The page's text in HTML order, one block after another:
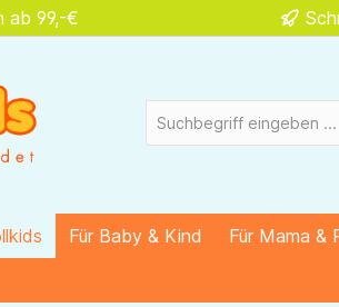
springen
ab 99,-€
Für Baby & Kind Für Mama &